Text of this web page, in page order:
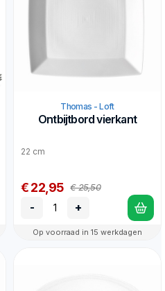
Thomas - Loft
Ontbijtbord vierkant
22 cm
€ 22,95 € 25,50
- +
Op voorraad in 15 werkdagen